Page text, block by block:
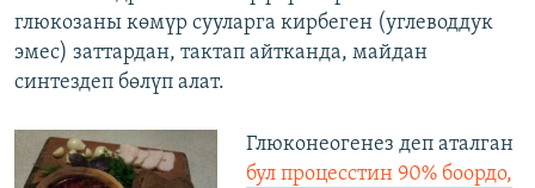
глюкозаны көмүр сууларга кирбеген (углеводдук
эмес) заттардан, тактап айтканда, майдан
синтездеп бөлүп алат.
Глюконеогенез деп аталган
бул процесстин 90% боордо,